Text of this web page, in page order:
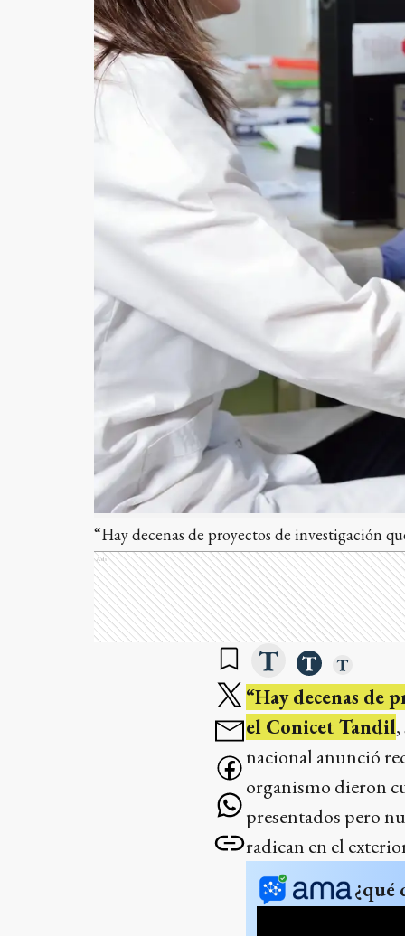
“Hay decenas de proyectos de investigación
Ads
“Hay decenas de
el Conicet Tandil
nacional anunció
organismo dieron
presentados pero
radican en el
¿qué